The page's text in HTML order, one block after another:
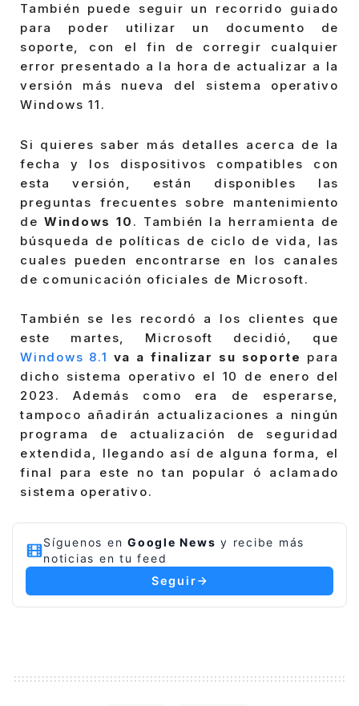
También puede seguir un recorrido guiado
para poder utilizar un documento de
soporte, con el fin de corregir cualquier
error presentado a la hora de actualizar a la
versión más nueva del sistema operativo
Windows 11.
Si quieres saber más detalles acerca de la
fecha y los dispositivos compatibles con
esta versión, están disponibles las
preguntas frecuentes sobre mantenimiento
de Windows 10 . También la herramienta de
búsqueda de políticas de ciclo de vida, las
cuales pueden encontrarse en los canales
de comunicación oficiales de Microsoft.
También se les recordó a los clientes que
este martes, Microsoft decidió, que
Windows 8.1 va a finalizar su soporte para
dicho sistema operativo el 10 de enero del
2023. Además como era de esperarse,
tampoco añadirán actualizaciones a ningún
programa de actualización de seguridad
extendida, llegando así de alguna forma, el
final para este no tan popular ó aclamado
sistema operativo.
Síguenos en Google News y recibe más
noticias en tu feed
Seguir